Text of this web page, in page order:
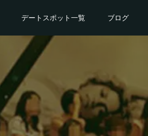
デートスポット一覧 ブログ